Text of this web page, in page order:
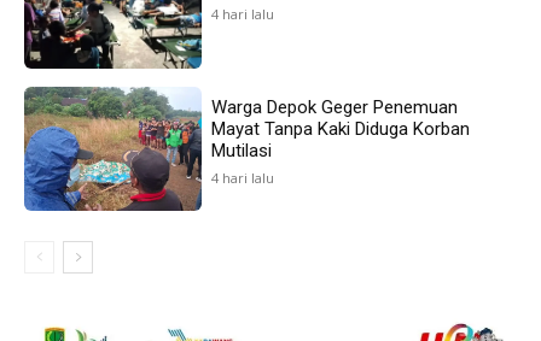
4 hari lalu
Warga Depok Geger Penemuan
Mayat Tanpa Kaki Diduga Korban
Mutilasi
4 hari lalu